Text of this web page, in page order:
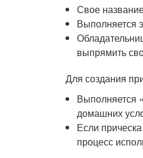
Свое
Выполняется
выпрямить
Для создания
Выполняется
домашних
Если
процесс